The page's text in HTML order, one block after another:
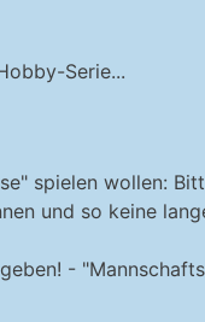
Serie...
spielen wollen:
und so keine
-